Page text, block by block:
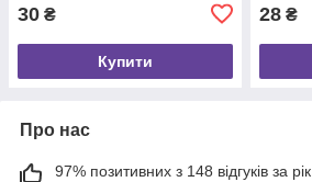
30 ₴
Купити
28 ₴
Про нас
97% позитивних з 148 відгуків за рік